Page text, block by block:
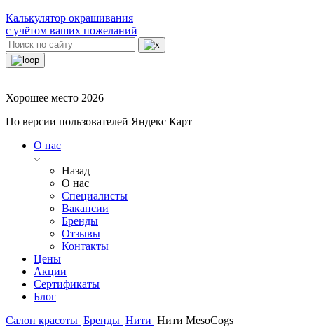
Калькулятор окрашивания
с учётом ваших пожеланий
Хорошее место 2026
По версии пользователей Яндекс Карт
О нас
Назад
О нас
Специалисты
Вакансии
Бренды
Отзывы
Контакты
Цены
Акции
Сертификаты
Блог
Салон красоты Бренды Нити Нити MesoCogs